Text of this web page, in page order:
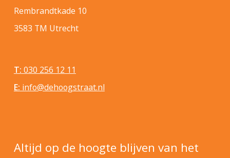
Rembrandtkade 10
3583 TM Utrecht
T: 030 256 12 11
E: info@dehoogstraat.nl
Altijd op de hoogte blijven van het